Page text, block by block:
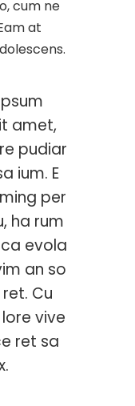
cum ne
at
amet,
pudiar
ium. E
per
ha rum
evola
an so
Cu
vive
ret sa